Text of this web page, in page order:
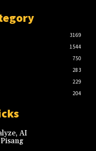
3169
1544
750
283
229
204
AI